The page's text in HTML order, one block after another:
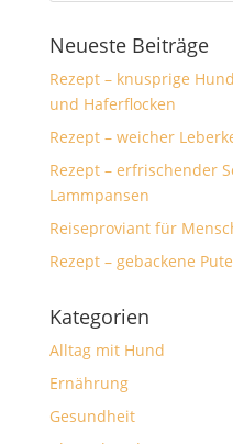
Neueste Beiträge
Rezept – knusprige
und Haferflocken
Rezept – weicher
Rezept – erfrischender
Lammpansen
Reiseproviant für
Rezept – gebackene
Kategorien
Alltag mit Hund
Ernährung
Gesundheit